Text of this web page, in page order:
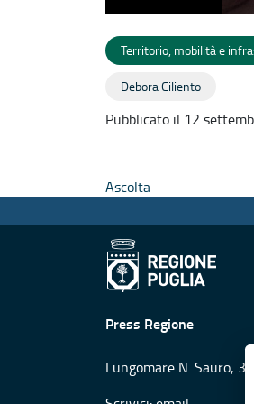
Territorio, mobilità e
Debora Ciliento
Pubblicato il 12
Ascolta
Press Regione
Lungomare N. Sauro,